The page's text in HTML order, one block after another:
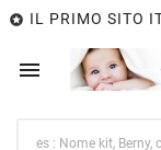
 IL PRIMO SITO
